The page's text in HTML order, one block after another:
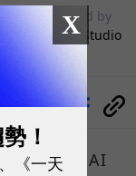
sponsored by
SUPER 8 Studio
分享
紛喊出「AI
X
！
《一天